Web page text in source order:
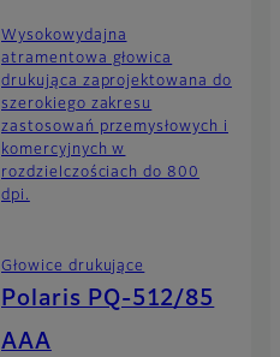
Wysokowydajna
atramentowa głowica
drukująca zaprojektowana do
szerokiego zakresu
zastosowań przemysłowych i
komercyjnych w
rozdzielczościach do 800
dpi.
Głowice drukujące
Polaris PQ-512/85
AAA